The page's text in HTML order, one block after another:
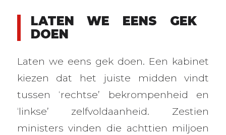
LATEN WE EENS GEK
DOEN
Laten we eens gek doen. Een kabinet
kiezen dat het juiste midden vindt
tussen ‘rechtse’ bekrompenheid en
‘linkse’ zelfvoldaanheid. Zestien
ministers vinden die achttien miljoen